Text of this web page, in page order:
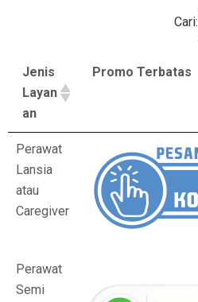
Cari:
Jenis
Layan
an
Promo Terbatas
Perawat
Lansia
atau
Caregiver
Perawat
Semi